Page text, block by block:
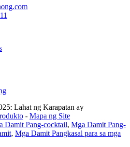
Lahat ng Karapatan ay
- Mapa ng Site
Damit Pang-cocktail, Mga Damit Pang-
, Mga Damit Pangkasal para sa mga